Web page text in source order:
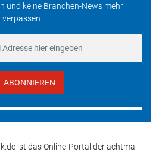
und keine Branchen-News mehr
verpassen.
ABONNIEREN
ist das Online-Portal der achtmal